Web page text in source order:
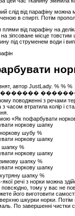
слід від парафіну
в спирті. Потім
від парафіну на
на зіпсоване місце
під струменем води і
автор JustLady. % % %
поводженні з речами
часом втратила колір і
«Як пофарбувати
шубу %
шапку %
шапку %
шапку %
речі з норки можна
повсюдно, тому у вас не
його виготовити
шкурки норки.
По завершенні чистки